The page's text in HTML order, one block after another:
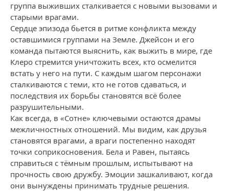
группа выживших сталкивается с новыми вызовами и
старыми врагами.
Сердце эпизода бьется в ритме конфликта между
оставшимися группами на Земле. Джейсон и его
команда пытаются выяснить, как выжить в мире, где
Клеро стремится уничтожить всех, кто осмелится
встать у него на пути. С каждым шагом персонажи
сталкиваются с теми, кто не готов сдаваться, и
последствия их борьбы становятся всё более
разрушительными.
Как всегда, в «Сотне» ключевыми остаются драмы
межличностных отношений. Мы видим, как друзья
становятся врагами, а враги постепенно находят
точки соприкосновения. Бела и Равен, пытаясь
справиться с тёмным прошлым, испытывают на
прочность свою дружбу. Эмоции зашкаливают, когда
они вынуждены принимать трудные решения.